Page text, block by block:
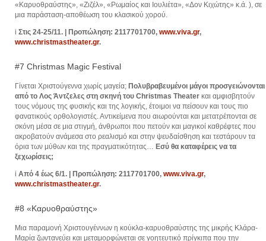
«Καρυοθραύστης», «Ζιζέλ», «Ρωμαίος και Ιουλιέτα», «Δον Κιχώτης» κ.ά. ), σε
μια παράσταση-αποθέωση του κλασικού χορού.
i Στις 24-25/11. | Προπώληση: 2117701700, www.viva.gr,
www.christmastheater.gr.
#7 Christmas Magic Festival
Γίνεται Χριστούγεννα χωρίς μαγεία; Πολυβραβευμένοι μάγοι προσγειώνονται
από το Λος Άντζελες στη σκηνή του Christmas Theater και αμφισβητούν
τους νόμους της φυσικής και της λογικής, έτοιμοι να πείσουν και τους πιο
φανατικούς ορθολογιστές. Αντικείμενα που αιωρούνται και μετατρέπονται σε
σκόνη μέσα σε μια στιγμή, άνθρωποι που πετούν και μαγικοί καθρέφτες που
ακροβατούν ανάμεσα στο ρεαλισμό και στην ψευδαίσθηση και τεστάρουν τα
όρια των μύθων και της πραγματικότητας… Εσύ θα καταφέρεις να τα
ξεχωρίσεις;
i Από 4 έως 6/1. | Προπώληση: 2117701700, www.viva.gr,
www.christmastheater.gr.
#8 «Καρυοθραύστης»
Μια παραμονή Χριστουγέννων η κούκλα-καρυοθραύστης της μικρής Κλάρα-
Μαρία ζωντανεύει και μεταμορφώνεται σε γοητευτικό πρίγκιπα που την